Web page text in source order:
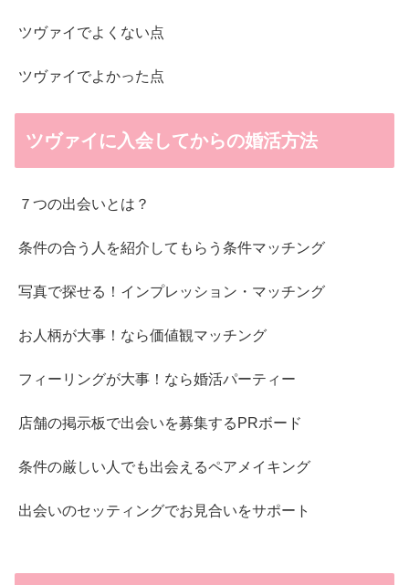
ツヴァイでよくない点
ツヴァイでよかった点
ツヴァイに入会してからの婚活方法
７つの出会いとは？
条件の合う人を紹介してもらう条件マッチング
写真で探せる！インプレッション・マッチング
お人柄が大事！なら価値観マッチング
フィーリングが大事！なら婚活パーティー
店舗の掲示板で出会いを募集するPRボード
条件の厳しい人でも出会えるペアメイキング
出会いのセッティングでお見合いをサポート